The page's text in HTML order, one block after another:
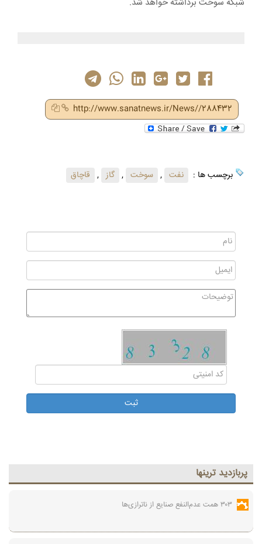
شبکه سوخت برداشته خواهد شد.
http://www.sanatnews.ir/News//288432
برچسب ها : نفت , سوخت , گاز , قاچاق
پربازديد ترينها
۳۰۳ همت عدم‌النفع صنایع از ناترازی‌ها